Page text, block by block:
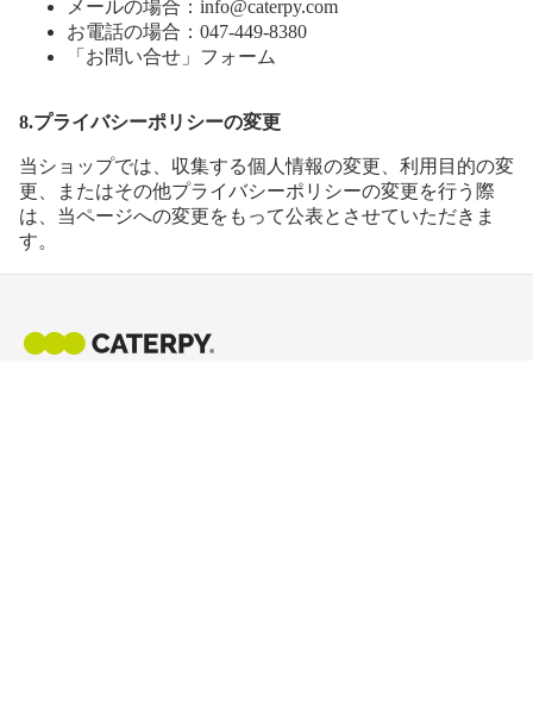
メールの場合： info@caterpy.com
お電話の場合： 047-449-8380
「お問い合せ」フォーム
8.プライバシーポリシーの変更
当ショップでは、収集する個人情報の変更、利用目的の変
更、またはその他プライバシーポリシーの変更を行う際
は、当ページへの変更をもって公表とさせていただきま
す。